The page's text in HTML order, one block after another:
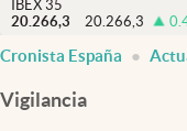
Criptomonedas
España
FINANZAS
IBEX 35
20.266,3
20.266,3
Cronista España
Vigilancia